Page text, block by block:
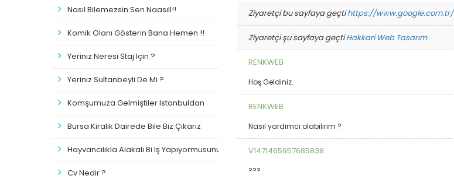
Nasıl Bilemezsin Sen Naasıll!!
Komik Olanı Gösterin Bana Hemen !!
Yeriniz Neresi Staj Için ?
Yeriniz Sultanbeyli De Mi ?
Komşumuza Gelmiştiler Istanbuldan
Bursa Kiralık Dairede Bile Biz Çıkarız
Hayvancılıkla Alakalı Bi Iş Yapıyormusunuz?
Cv Nedir ?
Ziyaretçi bu sayfaya geçtihttps://www.google.com.tr/
Ziyaretçi şu sayfaya geçtiHakkari Web Tasarım
RENKWEB
Hoş Geldiniz.
RENKWEB
Nasıl yardımcı olabilirim ?
V1471465957685838
???